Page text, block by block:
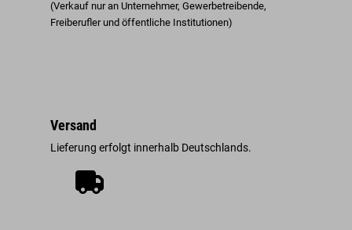
(Verkauf nur an Unternehmer, Gewerbetreibende,
Freiberufler und öffentliche Institutionen)
Versand
Lieferung erfolgt innerhalb Deutschlands.